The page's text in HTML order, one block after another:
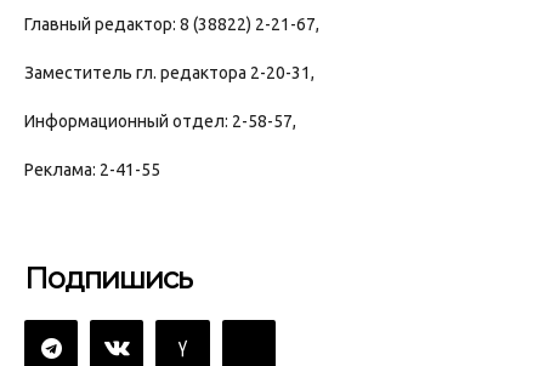
Главный редактор: 8 (38822) 2-21-67,
Заместитель гл. редактора 2-20-31,
Информационный отдел: 2-58-57,
Реклама: 2-41-55
Подпишись